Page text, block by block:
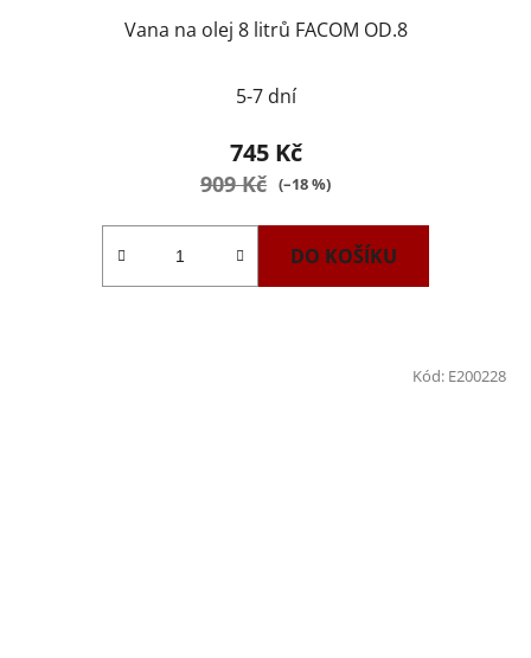
Vana na olej 8 litrů FACOM OD.8
5-7 dní
745 Kč
909 Kč (–18 %)
DO KOŠÍKU
Kód: E200228